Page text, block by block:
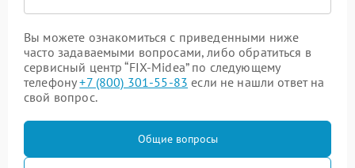
Вы можете ознакомиться с приведенными ниже
часто задаваемыми вопросами, либо обратиться в
сервисный центр “FIX-Midea” по следующему
телефону+7 (800) 301-55-83 если не нашли ответ на
свой вопрос.
Общие вопросы